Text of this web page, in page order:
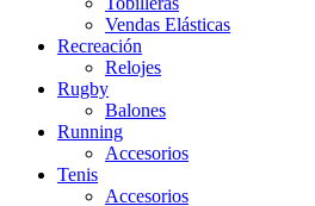
Vendas Elásticas
Recreación
Relojes
Rugby
Balones
Running
Accesorios
Tenis
Accesorios